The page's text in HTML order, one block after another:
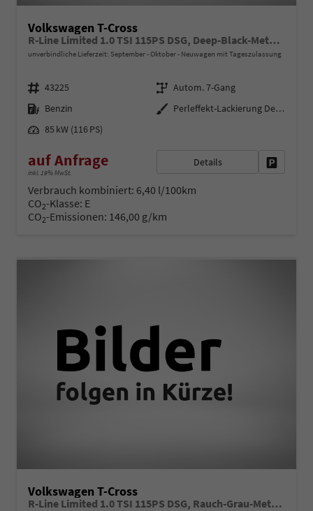
Volkswagen T-Cross
R-Line Limited 1.0 TSI 115PS DSG, Deep-Black-Metallic, 5 JAHRE GARANTIE, ANHÄNGERKUPPLUNG, CLIMATRONIC, SITZHEIZUNG, 18" Alu, MATRIX-LED, Adaptiver Tempomat ACC, Parksensoren, Rückfahrkamera, Keyless, Abgedunkelte Scheiben, Radio "Ready2Discover" + App-Connect
unverbindliche Lieferzeit: September - Oktober Neuwagen mit Tageszulassung
Fahrzeugnr. 43225 Getriebe Autom. 7-Gang
Kraftstoff Benzin Außenfarbe
Perleffekt-Lackierung Deep-Black
Leistung 85 kW (116 PS)
auf Anfrage
inkl. 19% MwSt.
Details
Verbrauch kombiniert: 6,40 l/100km
CO2-Klasse: E
CO2-Emissionen: 146,00 g/km
Volkswagen T-Cross
R-Line Limited 1.0 TSI 115PS DSG, Rauch-Grau-Metallic, 5 JAHRE GARANTIE, ANHÄNGERKUPPLUNG, CLIMATRONIC, SITZHEIZUNG, 18" Alu, MATRIX-LED, Adaptiver Tempomat ACC, Parksensoren, Rückfahrkamera, Keyless, Abgedunkelte Scheiben, Radio "Ready2Discover" + App-Connect